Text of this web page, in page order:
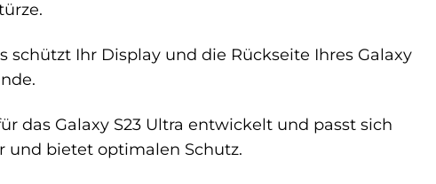
schützt Ihr Display und die Rückseite Ihres Galaxy
das Galaxy S23 Ultra entwickelt und passt sich
und bietet optimalen Schutz.